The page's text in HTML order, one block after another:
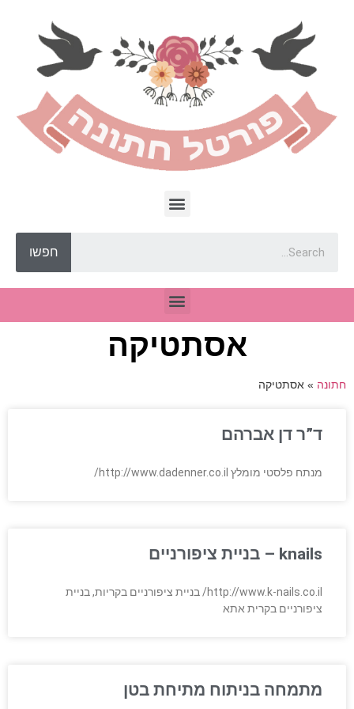
חפשו
אסתטיקה
חתונה » אסתטיקה
ד”ר דן אברהם
מנתח פלסטי מומלץ http://www.dadenner.co.il/
knails – בניית ציפורניים
http://www.k-nails.co.il/ בניית ציפורניים בקריות, בניית
ציפורניים בקרית אתא
מתמחה בניתוח מתיחת בטן